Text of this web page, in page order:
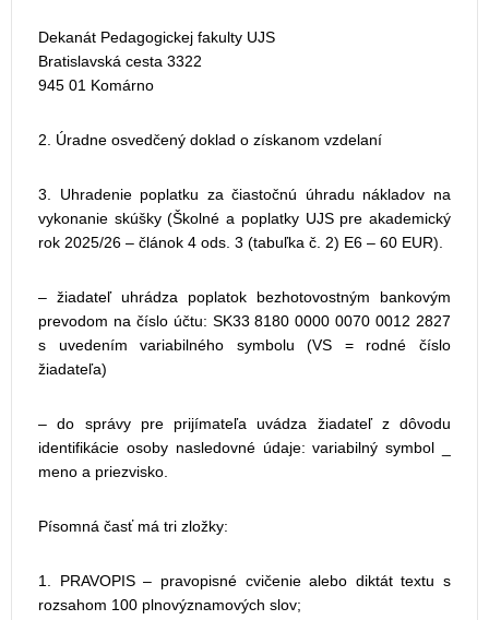
Dekanát Pedagogickej fakulty UJS
Bratislavská cesta 3322
945 01 Komárno
2. Úradne osvedčený doklad o získanom vzdelaní
3. Uhradenie poplatku za čiastočnú úhradu nákladov na
vykonanie skúšky (Školné a poplatky UJS pre akademický
rok 2025/26 – článok 4 ods. 3 (tabuľka č. 2) E6 – 60 EUR).
‒ žiadateľ uhrádza poplatok bezhotovostným bankovým
prevodom na číslo účtu: SK33 8180 0000 0070 0012 2827
s uvedením variabilného symbolu (VS = rodné číslo
žiadateľa)
‒ do správy pre prijímateľa uvádza žiadateľ z dôvodu
identifikácie osoby nasledovné údaje: variabilný symbol _
meno a priezvisko.
Písomná časť má tri zložky:
1. PRAVOPIS – pravopisné cvičenie alebo diktát textu s
rozsahom 100 plnovýznamových slov;